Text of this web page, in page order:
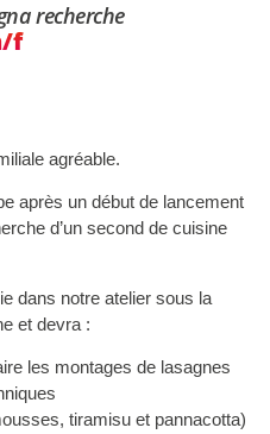
recherche
f
agréable.
après un début de lancement
d’un second de cuisine
dans notre atelier sous la
et devra :
les montages de lasagnes
tiramisu et pannacotta)